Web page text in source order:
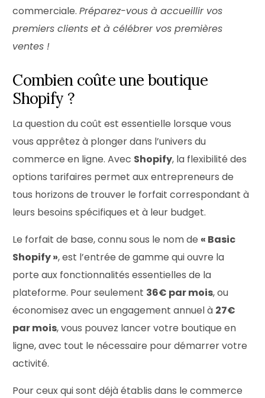
commerciale.Préparez-vous à accueillir vos
premiers clients et à célébrer vos premières
ventes !
Combien coûte une boutique
Shopify ?
La question du coût est essentielle lorsque vous
vous apprêtez à plonger dans l’univers du
commerce en ligne. Avec Shopify, la flexibilité des
options tarifaires permet aux entrepreneurs de
tous horizons de trouver le forfait correspondant à
leurs besoins spécifiques et à leur budget.
Le forfait de base, connu sous le nom de « Basic
Shopify », est l’entrée de gamme qui ouvre la
porte aux fonctionnalités essentielles de la
plateforme. Pour seulement 36€ par mois, ou
économisez avec un engagement annuel à 27€
par mois, vous pouvez lancer votre boutique en
ligne, avec tout le nécessaire pour démarrer votre
activité.
Pour ceux qui sont déjà établis dans le commerce